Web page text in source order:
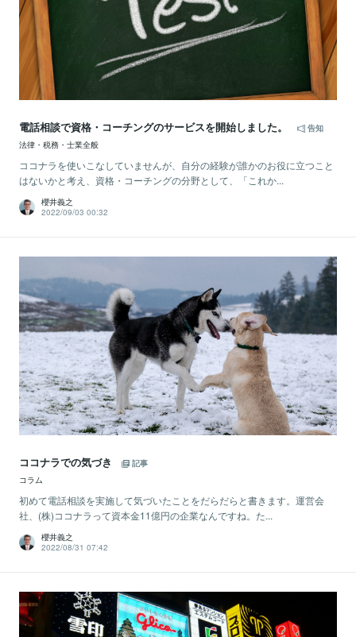
電話相談で資格・コーチングのサービスを開始しました。
告知
法律・税務・士業全般
ココナラを使いこなしていませんが、自分の経験が誰かのお役に立つこと
はないかと考え、資格・コーチングの分野として、「これか...
櫻井義之
2022/09/03 00:32
ココナラでの気づき
記事
コラム
初めて電話相談を実施して気づいたことをだらだらと書きます。運営会
社、(株)ココナラって資本金11億円の企業なんですね。た...
櫻井義之
2022/08/31 07:42